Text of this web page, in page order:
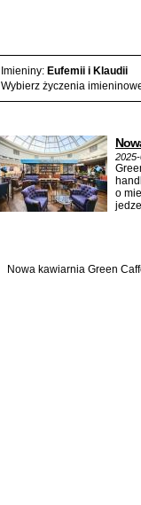
Imieniny: Eufemii i Klaudii
Wybierz życzenia
o
Nowa kawiarnia Green